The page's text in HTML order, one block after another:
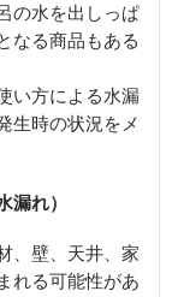
の水を出しっぱ
なる商品もある
い方による水漏
生時の状況をメ
漏れ）
、壁、天井、家
れる可能性があ